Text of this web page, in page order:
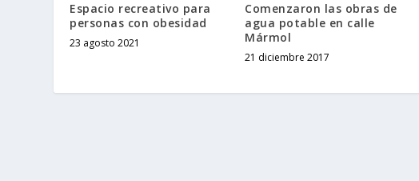
Espacio recreativo para
personas con obesidad
23 agosto 2021
Comenzaron las obras de
agua potable en calle
Mármol
21 diciembre 2017